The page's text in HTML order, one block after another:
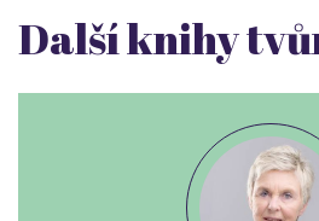
Další knihy